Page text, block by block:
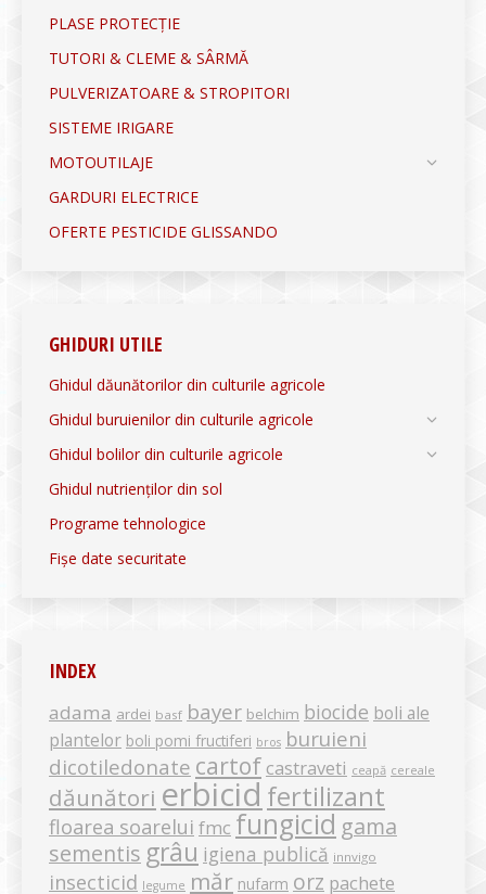
PLASE PROTECȚIE
TUTORI & CLEME & SÂRMĂ
PULVERIZATOARE & STROPITORI
SISTEME IRIGARE
MOTOUTILAJE
GARDURI ELECTRICE
OFERTE PESTICIDE GLISSANDO
GHIDURI UTILE
Ghidul dăunătorilor din culturile agricole
Ghidul buruienilor din culturile agricole
Ghidul bolilor din culturile agricole
Ghidul nutrienților din sol
Programe tehnologice
Fișe date securitate
INDEX
adama ardei basf bayer belchim biocide boli ale
plantelor boli pomi fructiferi bros buruieni
dicotiledonate cartof castraveti ceapă cereale
dăunători erbicid fertilizant
floarea soarelui fmc fungicid gama
sementis grâu igiena publică innvigo
insecticid legume măr nufarm orz pachete